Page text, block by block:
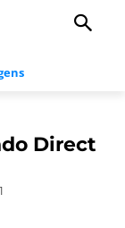
Direct